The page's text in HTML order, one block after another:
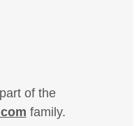
of the
family.